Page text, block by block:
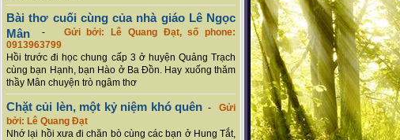
Bài thơ cuối cùng của nhà giáo Lê Ngọc
Mân - Gửi bởi: Lê Quang Đạt, số phone:
0913963799
Hồi trước đi học chung cấp 3 ở huyện Quảng Trạch
cùng bạn Hạnh, bạn Hào ở Ba Đồn. Hay xuống thăm
thầy Mân chuyện trò ngâm thơ
Chặt củi lèn, một kỷ niệm khó quên-Gửi
bởi: Lê Quang Đạt
Nhớ lại hồi xưa đi chăn bò cùng các bạn ở Hung Tắt,